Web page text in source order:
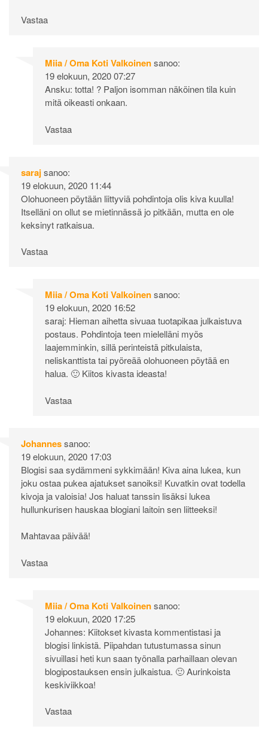
Vastaa
Miia / Oma Koti Valkoinensanoo:
19 elokuun, 2020 07:27
Ansku: totta! ? Paljon isomman näköinen tila kuin
mitä oikeasti onkaan.
Vastaa
sarajsanoo:
19 elokuun, 2020 11:44
Olohuoneen pöytään liittyviä pohdintoja olis kiva kuulla!
Itselläni on ollut se mietinnässä jo pitkään, mutta en ole
keksinyt ratkaisua.
Vastaa
Miia / Oma Koti Valkoinensanoo:
19 elokuun, 2020 16:52
saraj: Hieman aihetta sivuaa tuotapikaa julkaistuva
postaus. Pohdintoja teen mielelläni myös
laajemminkin, sillä perinteistä pitkulaista,
neliskanttista tai pyöreää olohuoneen pöytää en
halua. 🙂 Kiitos kivasta ideasta!
Vastaa
Johannessanoo:
19 elokuun, 2020 17:03
Blogisi saa sydämmeni sykkimään! Kiva aina lukea, kun
joku ostaa pukea ajatukset sanoiksi! Kuvatkin ovat todella
kivoja ja valoisia! Jos haluat tanssin lisäksi lukea
hullunkurisen hauskaa blogiani laitoin sen liitteeksi!
Mahtavaa päivää!
Vastaa
Miia / Oma Koti Valkoinensanoo:
19 elokuun, 2020 17:25
Johannes: Kiitokset kivasta kommentistasi ja
blogisi linkistä. Piipahdan tutustumassa sinun
sivuillasi heti kun saan työnalla parhaillaan olevan
blogipostauksen ensin julkaistua. 🙂 Aurinkoista
keskiviikkoa!
Vastaa